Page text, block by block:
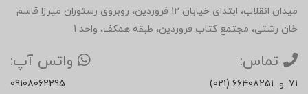
میدان انقلاب، ابتدای خیابان 12 فروردین، روبروی رستوران میرزا قاسم
خان رشتی، مجتمع کتاب فروردین، طبقه همکف، واحد 1
تماس:
(021) 66408251 و 71
واتس آپ:
09108062295